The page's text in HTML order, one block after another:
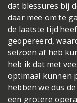
dat blessures bij
daar mee om te
de laatste tijd
geopereerd,
seizoen af heb
heb ik dat met
optimaal kunnen
hebben we dus
een grotere